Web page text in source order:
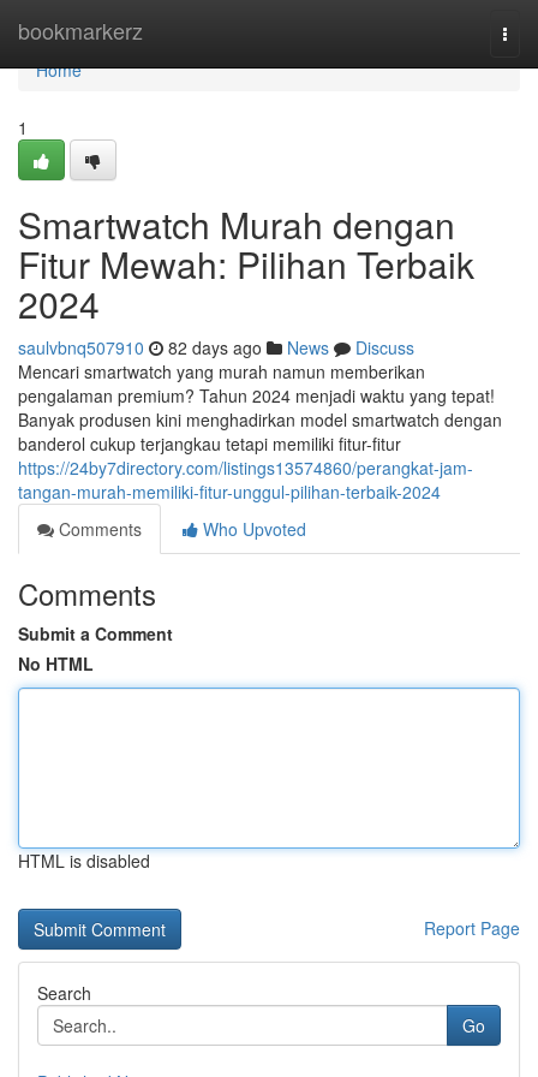
bookmarkerz
Home
Home
1
Smartwatch Murah dengan
Fitur Mewah: Pilihan Terbaik
2024
saulvbnq507910 82 days ago News
Discuss
Mencari smartwatch yang murah namun memberikan
pengalaman premium? Tahun 2024 menjadi waktu yang tepat!
Banyak produsen kini menghadirkan model smartwatch dengan
banderol cukup terjangkau tetapi memiliki fitur-fitur
https://24by7directory.com/listings13574860/perangkat-jam-
tangan-murah-memiliki-fitur-unggul-pilihan-terbaik-2024
Comments
Who Upvoted
Comments
Submit a Comment
No HTML
HTML is disabled
Report Page
Search
Go